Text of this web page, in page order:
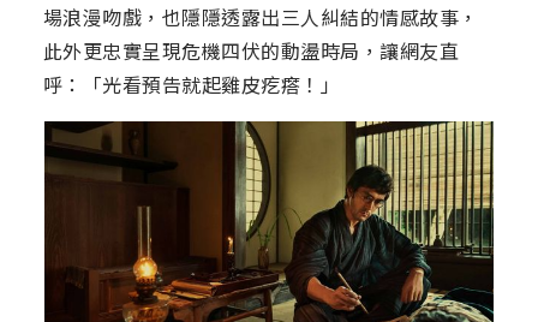
場浪漫吻戲，也隱隱透露出三人糾結的情感故事，
此外更忠實呈現危機四伏的動盪時局，讓網友直
呼：「光看預告就起雞皮疙瘩！」